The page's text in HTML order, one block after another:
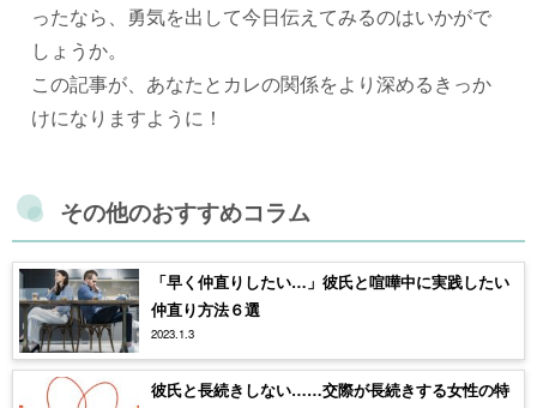
ったなら、勇気を出して今日伝えてみるのはいかがで
しょうか。
この記事が、あなたとカレの関係をより深めるきっか
けになりますように！
その他のおすすめコラム
「早く仲直りしたい…」彼氏と喧嘩中に実践したい
仲直り方法６選
2023.1.3
彼氏と長続きしない……交際が長続きする女性の特